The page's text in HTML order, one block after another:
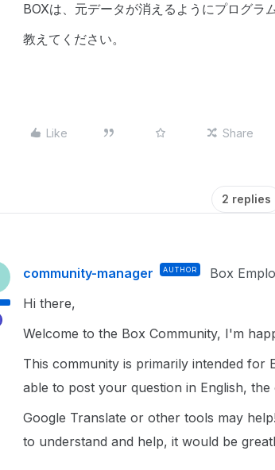
BOXは、元データが消えるようにプログラ
教えてください。
Like Share
2 replies
community-manager AUTHOR Box
Hi there,
Welcome to the Box Community, I'm
This community is primarily intended for
able to post your question in English,
Google Translate or other tools may
to understand and help, it would be